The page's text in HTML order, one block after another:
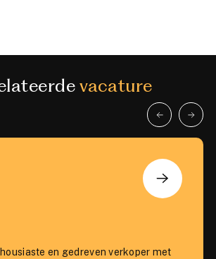
vacature
en gedreven verkoper met